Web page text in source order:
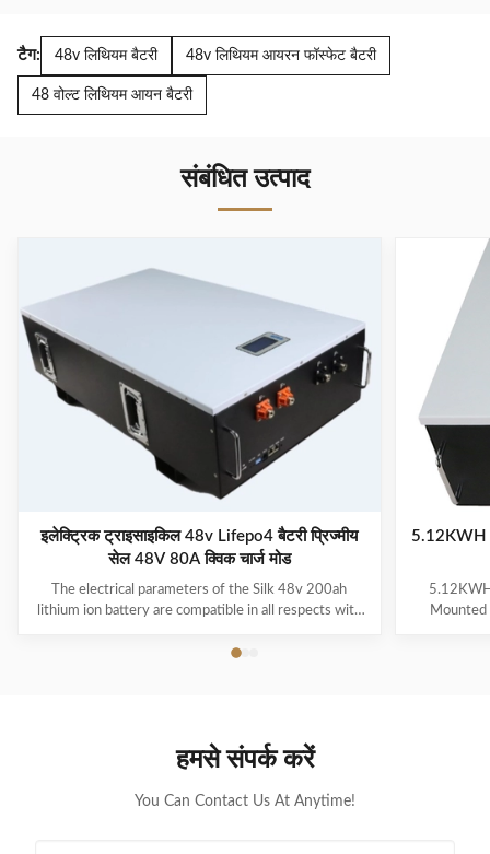
टैग: 48v लिथियम बैटरी 48v लिथियम आयरन फॉस्फेट बैटरी
48 वोल्ट लिथियम आयन बैटरी
संबंधित उत्पाद
इलेक्ट्रिक ट्राइसाइकिल 48v Lifepo4 बैटरी प्रिज्मीय
सेल 48V 80A क्विक चार्ज मोड
The electrical parameters of the Silk 48v 200ah
lithium ion battery are compatible in all respects with
majority of cases, the charging system can be kept
replacement of old generation batteries (Lead VRLA,
5.12KWH
Mounted
हमसे संपर्क करें
You Can Contact Us At Anytime!